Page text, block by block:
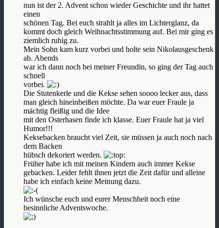
nun ist der 2. Advent schon wieder Geschichte und ihr hattet
einen
schönen Tag. Bei euch strahlt ja alles im Lichterglanz, da
kommt doch gleich Weihnachtsstimmung auf. Bei mir ging es
ziemlich ruhig zu.
Mein Sohn kam kurz vorbei und holte sein Nikolausgeschenk
ab. Abends
war ich dann noch bei meiner Freundin, so ging der Tag auch
schnell
vorbei.
Die Stutenkerle und die Kekse sehen soooo lecker aus, dass
man gleich hineinbeißen möchte. Da war euer Fraule ja
mächtig fleißig und die Idee
mit den Osterhasen finde ich klasse. Euer Fraule hat ja viel
Humor!!!
Keksebacken braucht viel Zeit, sie müssen ja auch noch nach
dem Backen
hübsch dekoriert werden.
Früher habe ich mit meinen Kindern auch immer Kekse
gebacken. Leider fehlt ihnen jetzt die Zeit dafür und alleine
habe ich einfach keine Meinung dazu.
Ich wünsche euch und eurer Menschheit noch eine
besinnliche Adventswoche.